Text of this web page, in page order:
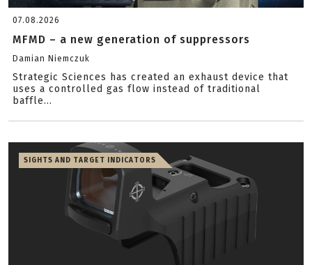
07.08.2026
MFMD – a new generation of suppressors
Damian Niemczuk
Strategic Sciences has created an exhaust device that
uses a controlled gas flow instead of traditional
baffle...
SIGHTS AND TARGET INDICATORS